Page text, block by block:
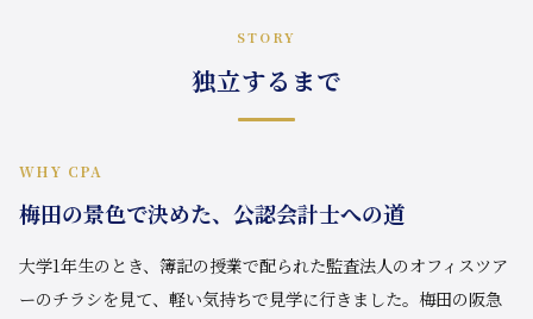
STORY
独立するまで
WHY CPA
梅田の景色で決めた、公認会計士への道
大学1年生のとき、簿記の授業で配られた監査法人のオフィスツア
ーのチラシを見て、軽い気持ちで見学に行きました。梅田の阪急